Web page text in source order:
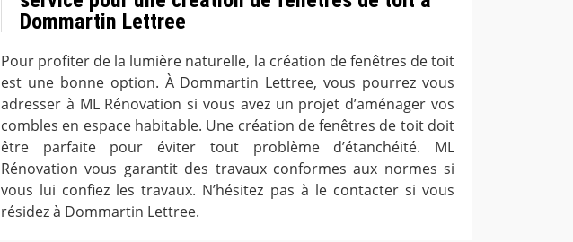
Dommartin Lettree
Pour profiter de la lumière naturelle, la création de fenêtres de toit
est une bonne option. À Dommartin Lettree, vous pourrez vous
adresser à ML Rénovation si vous avez un projet d’aménager vos
combles en espace habitable. Une création de fenêtres de toit doit
être parfaite pour éviter tout problème d’étanchéité. ML
Rénovation vous garantit des travaux conformes aux normes si
vous lui confiez les travaux. N’hésitez pas à le contacter si vous
résidez à Dommartin Lettree.